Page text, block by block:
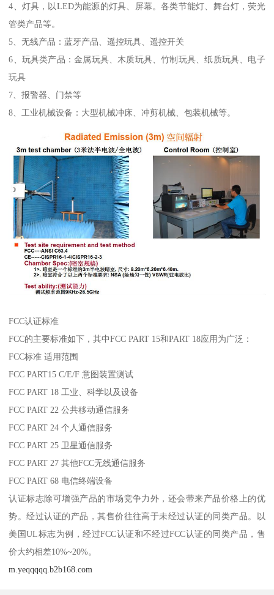
4、灯具，以LED为能源的灯具、屏幕。各类节能灯、舞台灯，荧光
管类产品等。
5、无线产品：蓝牙产品、遥控玩具、遥控开关
6、玩具类产品：金属玩具、木质玩具、竹制玩具、纸质玩具、电子
玩具
7、报警器、门禁等
8、工业机械设备：大型机械冲床、冲剪机械、包装机械等。
FCC认证标准
FCC的主要标准如下，其中FCC PART 15和PART 18应用为广泛：
FCC标准 适用范围
FCC PART15 C/E/F 意图装置测试
FCC PART 18 工业、科学以及设备
FCC PART 22 公共移动通信服务
FCC PART 24 个人通信服务
FCC PART 25 卫星通信服务
FCC PART 27 其他FCC无线通信服务
FCC PART 68 电信终端设备
认证标志除可增强产品的市场竞争力外，还会带来产品价格上的优
势。经过认证的产品，其售价往往高于未经过认证的同类产品。以
美国UL标志为例，经过FCC认证和不经过FCC认证的同类产品，售
价大约相差10%~20%。
m.yeqqqqq.b2b168.com